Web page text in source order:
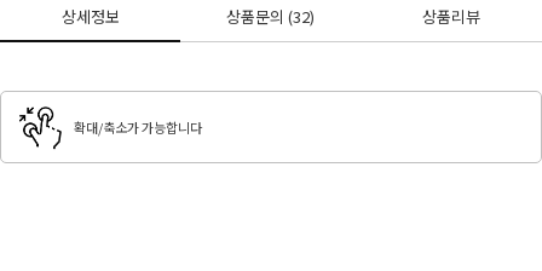
상세정보 상품문의(32) 상품리뷰
확대/축소가 가능합니다